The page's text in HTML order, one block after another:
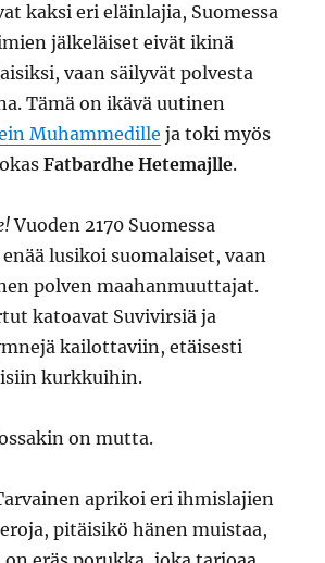
kaksi eri eläinlajia, Suomessa
jälkeläiset eivät ikinä
vaan säilyvät polvesta
Tämä on ikävä uutinen
Muhammedille ja toki myös
Fatbardhe Hetemajlle.
Vuoden 2170 Suomessa
lusikoi suomalaiset, vaan
polven maahanmuuttajat.
katoavat Suvivirsiä ja
kailottaviin, etäisesti
kurkkuihin.
on mutta.
aprikoi eri ihmislajien
pitäisikö hänen muistaa,